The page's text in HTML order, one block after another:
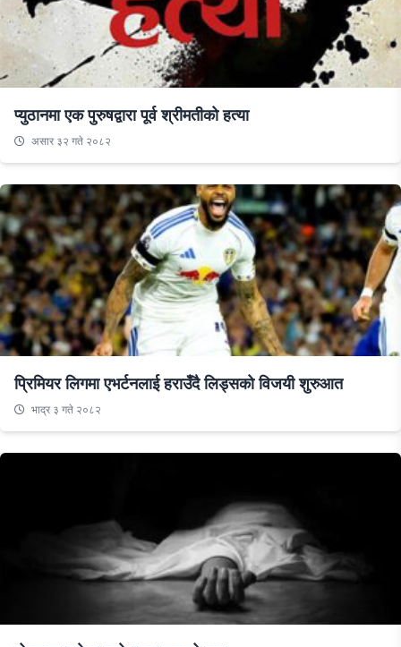
प्युठानमा एक पुरुषद्वारा पूर्व श्रीमतीको हत्या
असार ३२ गते २०८२
प्रिमियर लिगमा एभर्टनलाई हराउँदै लिड्सको विजयी शुरुआत
भाद्र ३ गते २०८२